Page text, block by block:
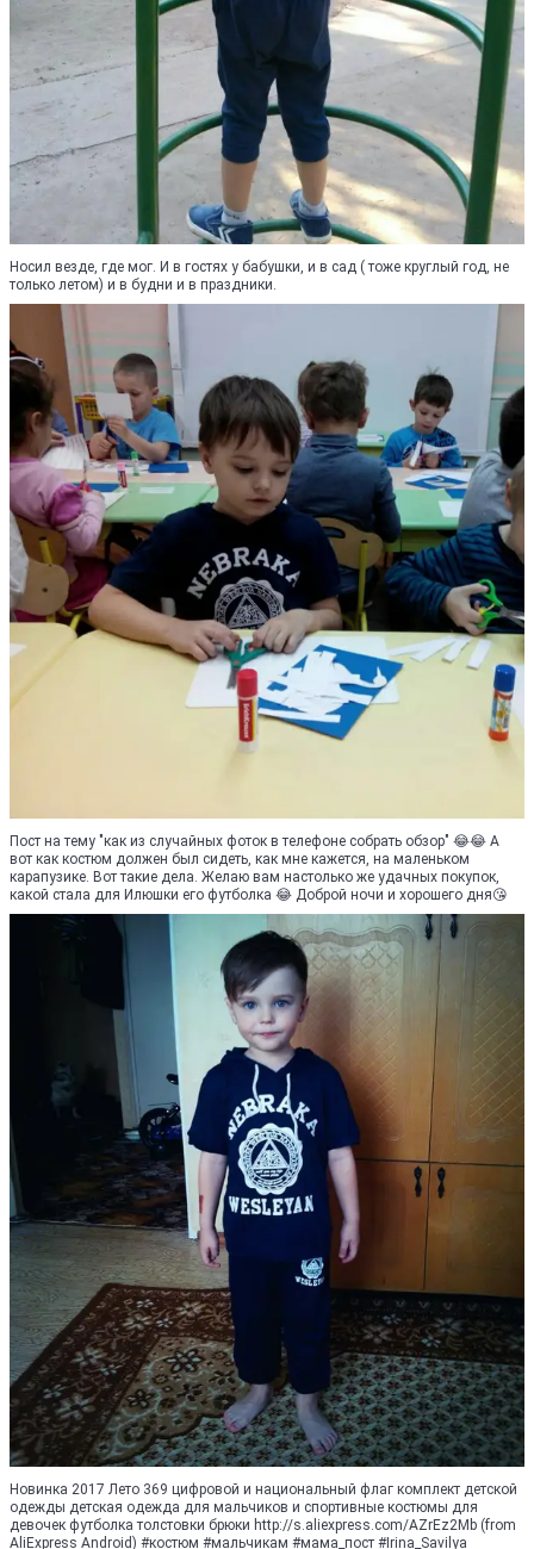
Носил везде, где мог. И в гостях у бабушки, и в сад ( тоже круглый год, не
только летом) и в будни и в праздники.
Пост на тему "как из случайных фоток в телефоне собрать обзор" 😂😂 А
вот как костюм должен был сидеть, как мне кажется, на маленьком
карапузике. Вот такие дела. Желаю вам настолько же удачных покупок,
какой стала для Илюшки его футболка 😂 Доброй ночи и хорошего дня😘
Новинка 2017 Лето 369 цифровой и национальный флаг комплект детской
одежды детская одежда для мальчиков и спортивные костюмы для
девочек футболка толстовки брюки http://s.aliexpress.com/AZrEz2Mb (from
AliExpress Android) #костюм #мальчикам #мама_пост #Irina_Savilya